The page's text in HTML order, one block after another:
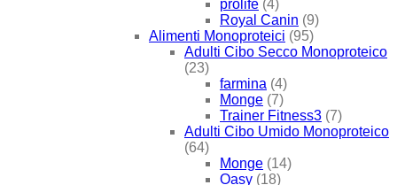
prolife (4)
Royal Canin (9)
Alimenti Monoproteici (95)
Adulti Cibo Secco Monoproteico
(23)
farmina (4)
Monge (7)
Trainer Fitness3 (7)
Adulti Cibo Umido Monoproteico
(64)
Monge (14)
Oasy (18)